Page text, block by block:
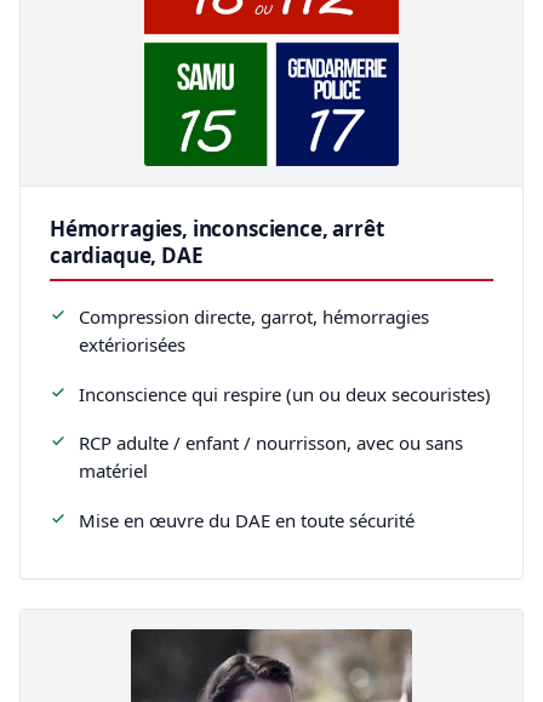
Hémorragies, inconscience, arrêt
cardiaque, DAE
Compression directe, garrot, hémorragies
extériorisées
Inconscience qui respire (un ou deux secouristes)
RCP adulte / enfant / nourrisson, avec ou sans
matériel
Mise en œuvre du DAE en toute sécurité